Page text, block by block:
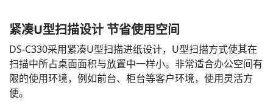
紧凑U型扫描设计 节省使用空间
DS-C330采用紧凑U型扫描进纸设计，U型扫描方式使其在
扫描中所占桌面面积与放置中一样小。非常适合办公空间有
限的使用环境，例如前台、柜台等客户环境，使用灵活方
便。